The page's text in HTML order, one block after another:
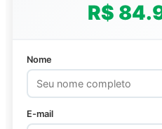
R$
Nome
E-mail